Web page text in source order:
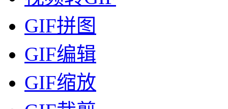
GIF拼图
GIF编辑
GIF缩放